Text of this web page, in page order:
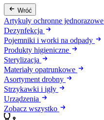
Wróć
Artykuły ochronne jednorazowe
Dezynfekcja
Pojemniki i worki na odpady
Produkty higieniczne
Sterylizacja
Materiały opatrunkowe
Asortyment drobny
Strzykawki i igły
Urządzenia
Zobacz wszystko